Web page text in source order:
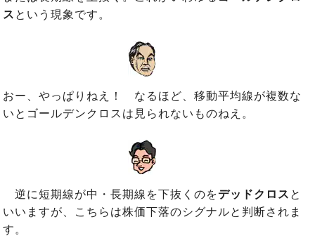
ス という現象です。
おー、やっぱりねえ！ なるほど、移動平均線が複数な
いとゴールデンクロスは見られないものねえ。
逆に短期線が中・長期線を下抜くのをデッドクロス と
いいますが、こちらは株価下落のシグナルと判断されま
す。